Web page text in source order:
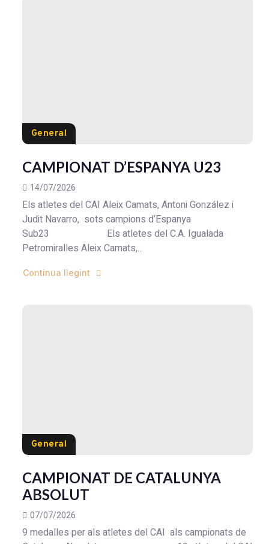
General
CAMPIONAT D’ESPANYA U23
14/07/2026
Els atletes del CAI Aleix Camats, Antoni González i
Judit Navarro, sots campions d’Espanya
Sub23 Els atletes del C.A. Igualada
Petromiralles Aleix Camats,...
Continua llegint
General
CAMPIONAT DE CATALUNYA
ABSOLUT
07/07/2026
9 medalles per als atletes del CAI als campionats de